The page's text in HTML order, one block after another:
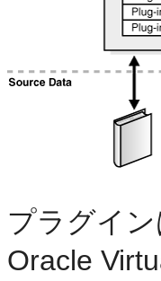
プラグイ
Oracle